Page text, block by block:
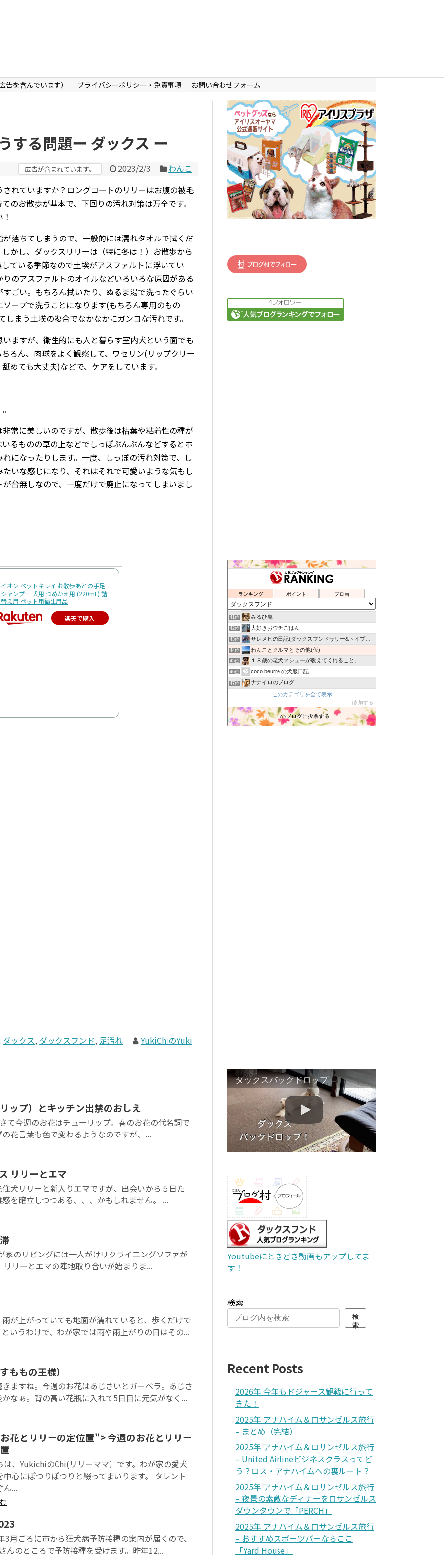
を含んでいます） プライバシーポリシー・免責事項 お問い合わせフォーム
する問題ー ダックス ー
広告が含まれています。 2023/2/3
わんこ
れていますか？ロングコートのリリーはお腹の被毛
のお散歩が基本で、下回りの汚れ対策は万全です。
落ちてしまうので、一般的には濡れタオルで拭くだ
かし、ダックスリリーは（特に冬は！）お散歩から
ている季節なので土埃がアスファルトに浮いてい
のアスファルトのオイルなどいろいろな原因がある
ごい。もちろん拭いたり、ぬるま湯で洗ったぐらい
ープで洗うことになります(もちろん専用のもの
まう土埃の複合でなかなかにガンコな汚れです。
ますが、衛生的にも人と暮らす室内犬という面でも
ろん、肉球をよく観察して、ワセリン(リップクリー
めても大丈夫)などで、ケアをしています。
常に美しいのですが、散歩後は枯葉や粘着性の種が
るものの草の上などでしっぽぶんぶんなどするとホ
になったりします。一度、しっぽの汚れ対策で、し
いな感じになり、それはそれで可愛いような気もし
台無しなので、一度だけで廃止になってしまいまし
オン ペットキレイ お散歩あとの手足
ャンプー 犬用 つめかえ用 (220mL) 詰
え用 ペット用衛生用品
楽天で購入
ダックス, ダックスフンド, 足汚れ YukiChiのYuki
ップ）とキッチン出禁のおしえ
て今週のお花はチューリップ。春のお花の代名詞で
花言葉も色で変わるようなのですが、...
リリーとエマ
犬リリーと新入りエマですが、出会いから５日た
を確立しつつある、、、かもしれません。 ...
家のリビングには一人がけリクライ二ングソファが
リーとエマの陣地取り合いが始まりま...
が上がっていても地面が濡れていると、歩くだけで
いうわけで、わが家では雨や雨上がりの日はその...
ももの王様）
ますね。今週のお花はあじさいとガーベラ。あじさ
なぁ。背の高い花瓶に入れて5日目に元気がなく...
花とリリーの定位置">今週のお花とリリー
は、YukichiのChi(リリーママ）です。わが家の愛犬
中心にぽつりぽつりと綴ってまいります。 タレント
ん...
3月ごろに市から狂犬病予防接種の案内が届くので、
んのところで予防接種を受けます。昨年12...
ランキング ポイント ブロ画
My Treasure
ひなたのぶろぐ。
39位 くうたろうのお外ごはん
40位 新・光陽商事/チャコの日誌
41位 みるひ庵
42位 大好きおウチごはん
43位 サレメヒの日記(ダックスフンドサリー&トイプードル陽向)
44位 わんことクルマとその他(仮)
45位 １８歳の老犬マシューが教えてくれること。
46位 coco beurre の犬服日記
47位 ナナイロのブログ
ErinのHappy Life〜ダーリンは英国人
50位 忠犬くーちゃんのBLOG
51位 るなちゃんといつも一緒
このカテゴリを全て表示
参加する
このブログに投票する
ダックスバックドロップ
Youtubeにときどき動画もアップしてま
す！
検索
検
索
Recent Posts
2026年 今年もドジャース観戦に行って
きた！
2025年 アナハイム＆ロサンゼルス旅行
– まとめ（完結）
2025年 アナハイム＆ロサンゼルス旅行
– United Airlineビジネスクラスってど
う？ロス・アナハイムへの裏ルート？
2025年 アナハイム＆ロサンゼルス旅行
– 夜景の素敵なディナーをロサンゼルス
ダウンタウンで「PERCH」
2025年 アナハイム＆ロサンゼルス旅行
– おすすめスポーツバーならここ
「Yard House」